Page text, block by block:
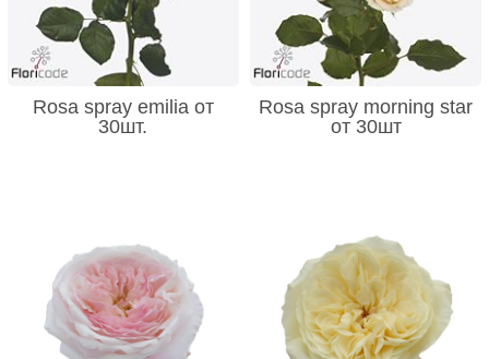
Rosa spray emilia от
30шт.
Rosa spray morning star
от 30шт